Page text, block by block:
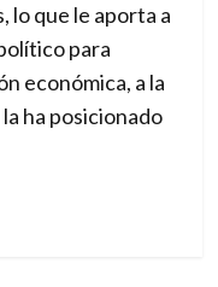
lo que le aporta a
para
económica, a la
ha posicionado